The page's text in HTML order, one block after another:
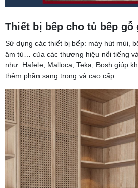
Thiết bị bếp cho tủ bếp gỗ
Sử dụng các thiết bị bếp: máy hút mùi,
âm tủ… của các thương hiệu nổi tiếng
như: Hafele, Malloca, Teka, Bosh giúp
thêm phần sang trọng và cao cấp.